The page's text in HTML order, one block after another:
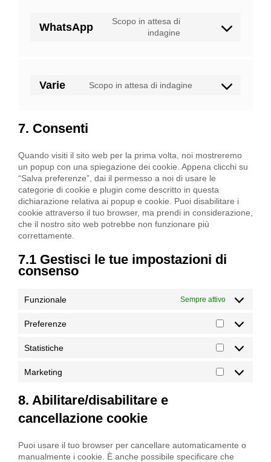
WhatsApp
Scopo in attesa di
indagine
Consent
Varie Scopo in attesa di indagine
Consent
7. Consenti
Quando visiti il sito web per la prima volta, noi mostreremo
un popup con una spiegazione dei cookie. Appena clicchi su
“Salva preferenze”, dai il permesso a noi di usare le
categorie di cookie e plugin come descritto in questa
dichiarazione relativa ai popup e cookie. Puoi disabilitare i
cookie attraverso il tuo browser, ma prendi in considerazione,
che il nostro sito web potrebbe non funzionare più
correttamente.
7.1 Gestisci le tue impostazioni di
consenso
Funzionale Sempre attivo
Preferenze Preferenze
Statistiche Statistiche
Marketing Marketing
8. Abilitare/disabilitare e
cancellazione cookie
Puoi usare il tuo browser per cancellare automaticamente o
manualmente i cookie. È anche possibile specificare che